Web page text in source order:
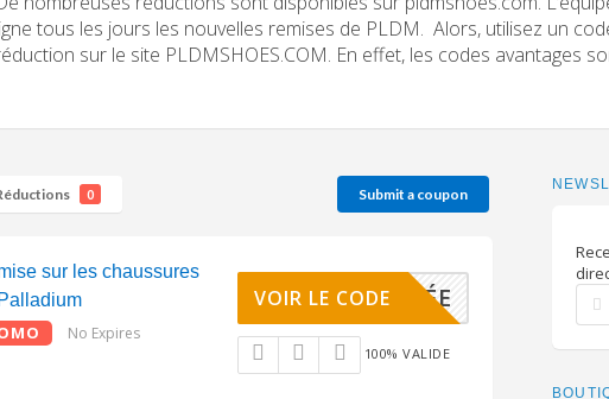
tous les jours les nouvelles remises de PLDM. Alors, utilisez un
sur le site PLDMSHOES.COM. En effet, les codes avantages
0 Submit a coupon
sur les chaussures
No Expires
ACTIVÉE
VOIR LE CODE
100% VALIDE